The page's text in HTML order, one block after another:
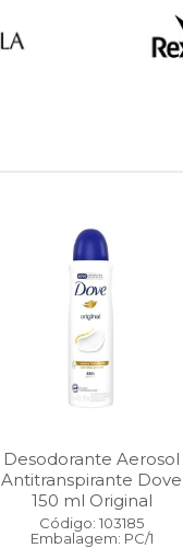
Desodorante Aerosol
Antitranspirante Dove
150 ml Original
Código: 103185
Embalagem: PC/1